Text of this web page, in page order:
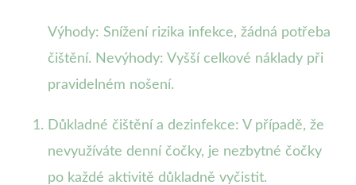
Výhody: Snížení rizika infekce, žádná potřeba
čištění. Nevýhody: Vyšší celkové náklady při
pravidelném nošení.
Důkladné čištění a dezinfekce: V případě, že
nevyužíváte denní čočky, je nezbytné čočky
po každé aktivitě důkladně vyčistit.